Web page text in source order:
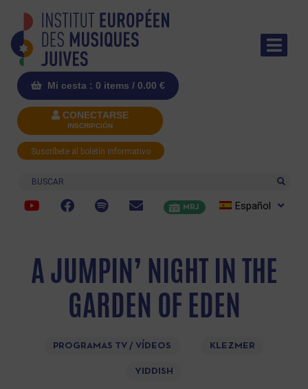
Mi cesta : 0 items / 0.00 €
CONECTARSE
INSCRIPCIÓN
Suscríbete al boletín informativo
Buscar
MRJ Español
A JUMPIN’ NIGHT IN THE
GARDEN OF EDEN
PROGRAMAS TV / VÍDEOS KLEZMER
YIDDISH